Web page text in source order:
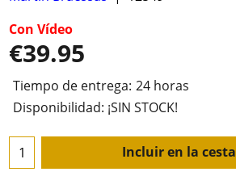
Con Vídeo
€39.95
Tiempo de entrega: 24 horas
Disponibilidad: ¡SIN STOCK!
Incluir en la cesta